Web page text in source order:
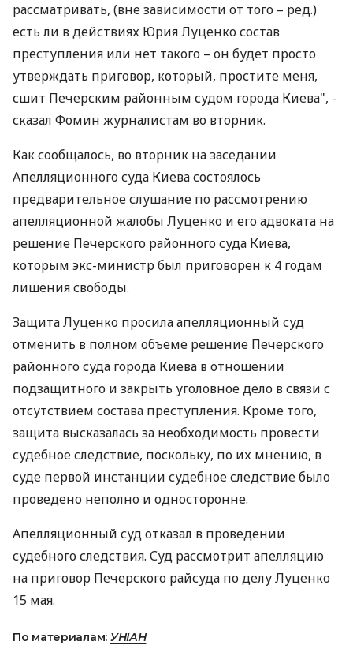
рассматривать, (вне зависимости от того – ред.)
есть ли в действиях Юрия Луценко состав
преступления или нет такого – он будет просто
утверждать приговор, который, простите меня,
сшит Печерским районным судом города Киева", -
сказал Фомин журналистам во вторник.
Как сообщалось, во вторник на заседании
Апелляционного суда Киева состоялось
предварительное слушание по рассмотрению
апелляционной жалобы Луценко и его адвоката на
решение Печерского районного суда Киева,
которым экс-министр был приговорен к 4 годам
лишения свободы.
Защита Луценко просила апелляционный суд
отменить в полном объеме решение Печерского
районного суда города Киева в отношении
подзащитного и закрыть уголовное дело в связи с
отсутствием состава преступления. Кроме того,
защита высказалась за необходимость провести
судебное следствие, поскольку, по их мнению, в
суде первой инстанции судебное следствие было
проведено неполно и односторонне.
Апелляционный суд отказал в проведении
судебного следствия. Суд рассмотрит апелляцию
на приговор Печерского райсуда по делу Луценко
15 мая.
По материалам: УНІАН